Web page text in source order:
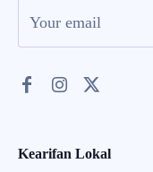
Kearifan Lokal